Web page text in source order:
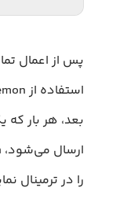
پس از اعمال
بعد، هر بار
را در ترمینال